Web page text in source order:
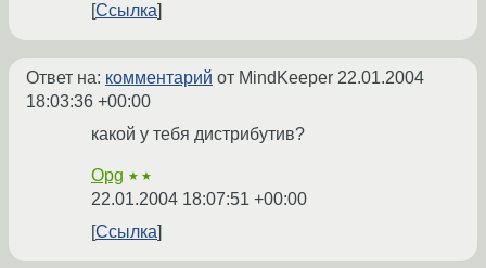
Ссылка
Ответ на: комментарий от MindKeeper 22.01.2004
18:03:36 +00:00
какой у тебя дистрибутив?
Opg ★★
22.01.2004 18:07:51 +00:00
Ссылка